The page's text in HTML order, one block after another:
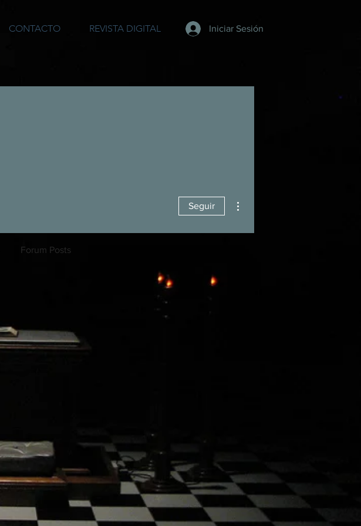
Iniciar Sesión
CONTACTO REVISTA DIGITAL
Seguir
Forum Posts